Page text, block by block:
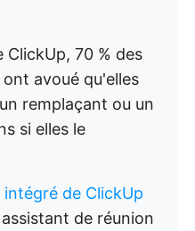
ClickUp, 70 % des
avoué qu'elles
remplaçant ou un
si elles le
de ClickUp
de réunion